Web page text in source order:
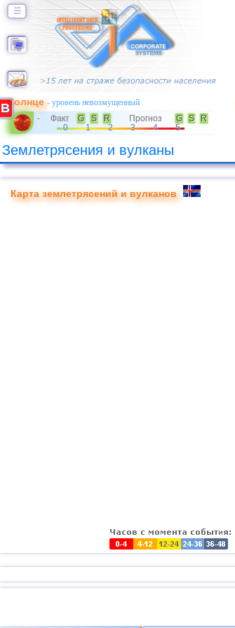
☰
Солнце- уровень невозмущенный
- Факт G S R Прогноз G S
R
0
1 2 3 4 5
Землетрясения и вулканы
B
Карта землетрясений и вулканов